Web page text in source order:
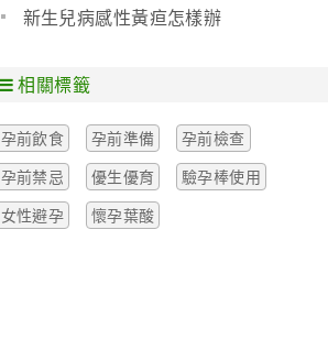
新生兒病感性黃疸怎樣辦
相關標籤
孕前飲食 孕前準備
孕前檢查
孕前禁忌
優生優育
驗孕棒使用
女性避孕
懷孕葉酸